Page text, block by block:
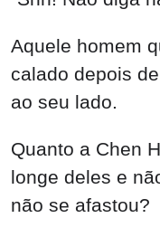
Aquele homem
calado depois
ao seu lado.
Quanto a Chen
longe deles e
não se afastou?